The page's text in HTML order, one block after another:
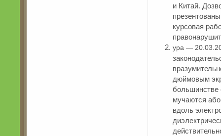
и Китай.
курсовая
ypa —
дюймовым
большинстве
мучаются
вдоль